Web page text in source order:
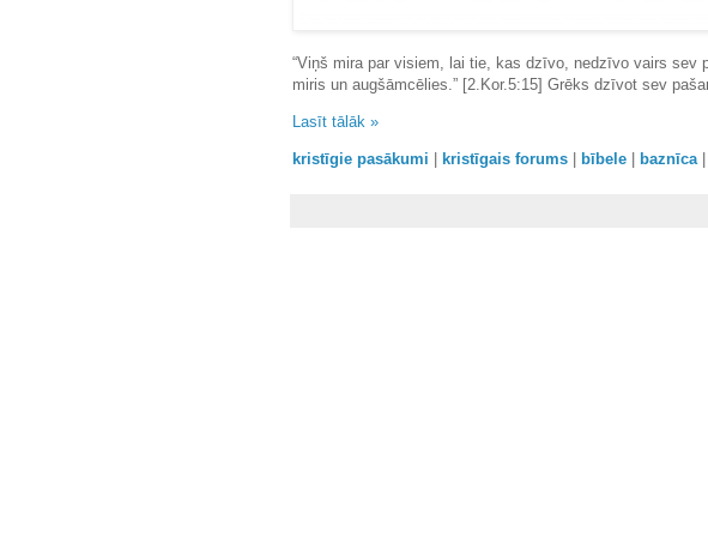
“Viņš mira par visiem, lai tie, kas dzīvo, nedzīvo vairs sev
miris un augšāmcēlies.” [2.Kor.5:15] Grēks dzīvot sev
Lasīt tālāk »
kristīgie pasākumi kristīgais forums bībele baznīca|